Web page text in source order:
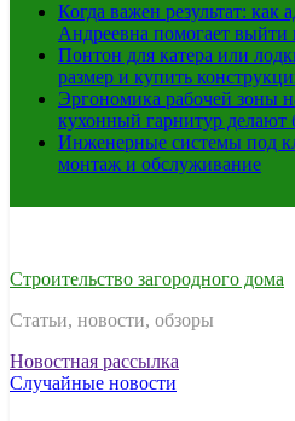
Когда важен результат: как
Андреевна помогает выйти
Понтон для катера или
размер и купить
Эргономика рабочей зоны
кухонный гарнитур
Инженерные системы под
монтаж и обслуживание
Строительство загородного дома
Статьи, новости, обзоры
Новостная рассылка
Случайные новости